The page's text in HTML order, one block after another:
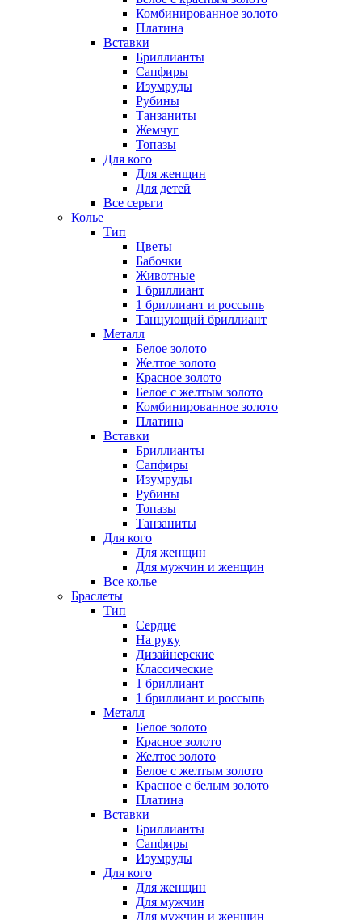
Комбинированное золото
Платина
Вставки
Бриллианты
Сапфиры
Изумруды
Рубины
Танзаниты
Жемчуг
Топазы
Для кого
Для женщин
Для детей
Все серьги
Колье
Тип
Цветы
Бабочки
Животные
1 бриллиант
1 бриллиант и россыпь
Танцующий бриллиант
Металл
Белое золото
Желтое золото
Красное золото
Белое с желтым золото
Комбинированное золото
Платина
Вставки
Бриллианты
Сапфиры
Изумруды
Рубины
Топазы
Танзаниты
Для кого
Для женщин
Для мужчин и женщин
Все колье
Браслеты
Тип
Сердце
На руку
Дизайнерские
Классические
1 бриллиант
1 бриллиант и россыпь
Металл
Белое золото
Красное золото
Желтое золото
Белое с желтым золото
Красное с белым золото
Платина
Вставки
Бриллианты
Сапфиры
Изумруды
Для кого
Для женщин
Для мужчин
Для мужчин и женщин